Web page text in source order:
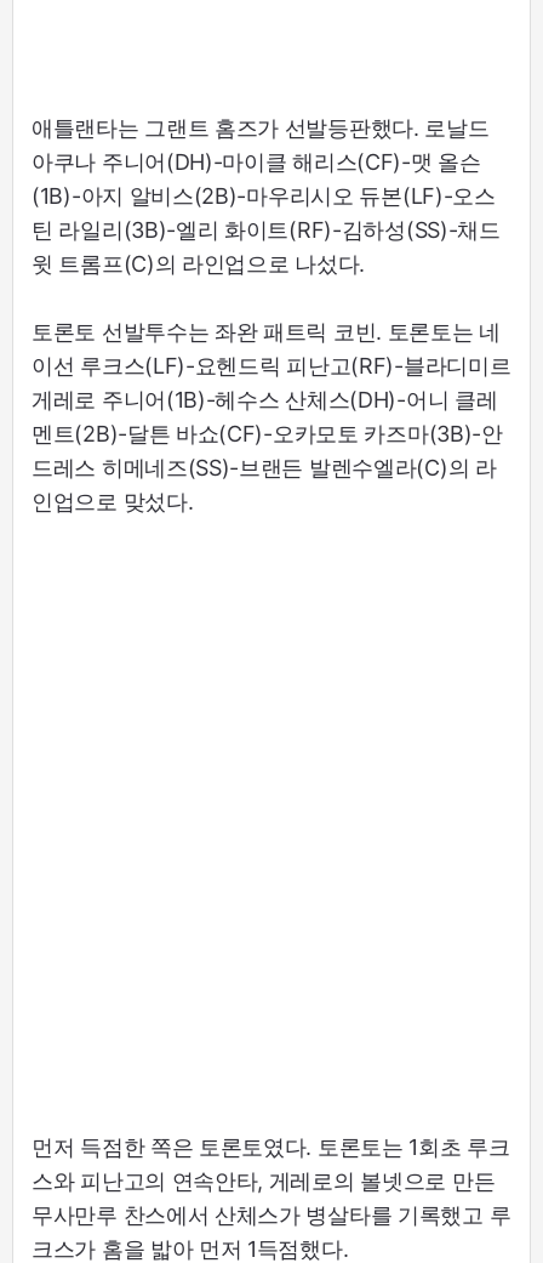
애틀랜타는 그랜트 홈즈가 선발등판했다. 로날드
아쿠나 주니어(DH)-마이클 해리스(CF)-맷 올슨
(1B)-아지 알비스(2B)-마우리시오 듀본(LF)-오스
틴 라일리(3B)-엘리 화이트(RF)-김하성(SS)-채드
윗 트롬프(C)의 라인업으로 나섰다.
토론토 선발투수는 좌완 패트릭 코빈. 토론토는 네
이선 루크스(LF)-요헨드릭 피난고(RF)-블라디미르
게레로 주니어(1B)-헤수스 산체스(DH)-어니 클레
멘트(2B)-달튼 바쇼(CF)-오카모토 카즈마(3B)-안
드레스 히메네즈(SS)-브랜든 발렌수엘라(C)의 라
인업으로 맞섰다.
먼저 득점한 쪽은 토론토였다. 토론토는 1회초 루크
스와 피난고의 연속안타, 게레로의 볼넷으로 만든
무사만루 찬스에서 산체스가 병살타를 기록했고 루
크스가 홈을 밟아 먼저 1득점했다.